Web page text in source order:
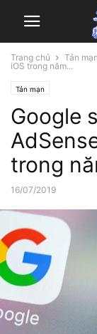
Trang chủ Tản mạn
iOS trong năm...
Tản mạn
Google
trong
16/07/2019